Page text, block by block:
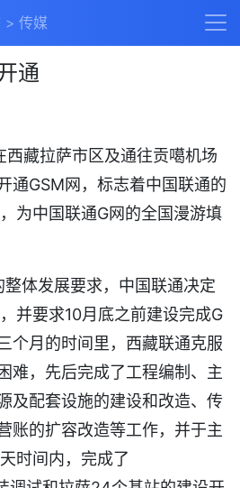
传媒
通
西藏拉萨市区及通往贡噶机场
通GSM网，标志着中国联通的
为中国联通G网的全国漫游填
体发展要求，中国联通决定
并要求10月底之前建设完成G
个月的时间里，西藏联通克服
难，先后完成了工程编制、主
及配套设施的建设和改造、传
账的扩容改造等工作，并于主
时间内，完成了